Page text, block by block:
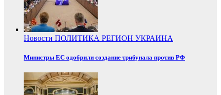
Новости ПОЛИТИКА РЕГИОН УКРАИНА
Министры ЕС одобрили создание трибунала против РФ